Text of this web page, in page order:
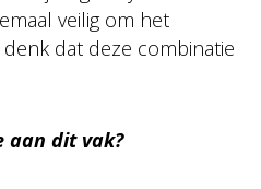
veilig om het
dat deze combinatie
aan dit vak?